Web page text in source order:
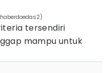
tersendiri
mampu untuk